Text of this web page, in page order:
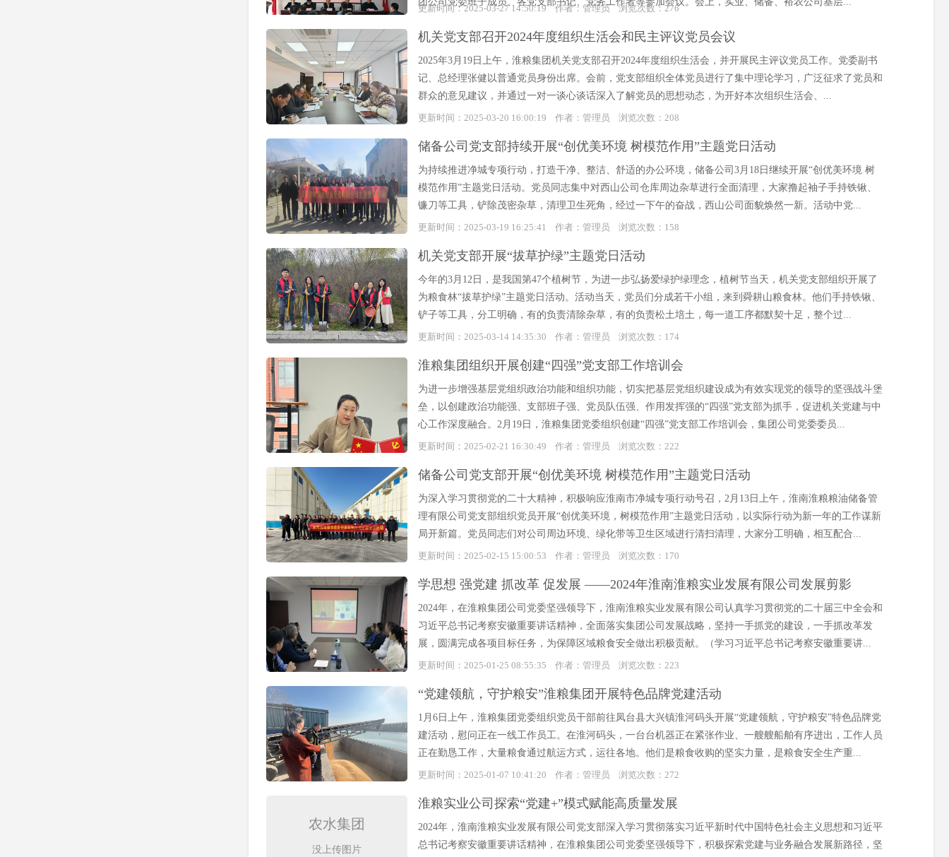
更新时间：2025-03-27 14:50:19 作者：管理员 浏览次数：276
机关党支部召开2024年度组织生活会和民主评议党员会议
2025年3月19日上午，淮粮集团机关党支部召开2024年度组织生活会，并开展民主评议党员工作。党委副书
记、总经理张健以普通党员身份出席。会前，党支部组织全体党员进行了集中理论学习，广泛征求了党员和
群众的意见建议，并通过一对一谈心谈话深入了解党员的思想动态，为开好本次组织生活会、...
更新时间：2025-03-20 16:00:19 作者：管理员 浏览次数： 208
储备公司党支部持续开展“创优美环境 树模范作用”主题党日活动
为持续推进净城专项行动，打造干净、整洁、舒适的办公环境，储备公司3月18日继续开展“创优美环境 树
模范作用”主题党日活动。党员同志集中对西山公司仓库周边杂草进行全面清理，大家撸起袖子手持铁锹、
镰刀等工具，铲除茂密杂草，清理卫生死角，经过一下午的奋战，西山公司面貌焕然一新。活动中党...
更新时间：2025-03-19 16:25:41 作者：管理员 浏览次数： 158
机关党支部开展“拔草护绿”主题党日活动
今年的3月12日，是我国第47个植树节，为进一步弘扬爱绿护绿理念，植树节当天，机关党支部组织开展了
为粮食林“拔草护绿”主题党日活动。活动当天，党员们分成若干小组，来到舜耕山粮食林。他们手持铁锹、
铲子等工具，分工明确，有的负责清除杂草，有的负责松土培土，每一道工序都默契十足，整个过...
更新时间：2025-03-14 14:35:30 作者：管理员 浏览次数： 174
淮粮集团组织开展创建“四强”党支部工作培训会
为进一步增强基层党组织政治功能和组织功能，切实把基层党组织建设成为有效实现党的领导的坚强战斗堡
垒，以创建政治功能强、支部班子强、党员队伍强、作用发挥强的“四强”党支部为抓手，促进机关党建与中
心工作深度融合。2月19日，淮粮集团党委组织创建“四强”党支部工作培训会，集团公司党委委员...
更新时间：2025-02-21 16:30:49 作者：管理员 浏览次数： 222
储备公司党支部开展“创优美环境 树模范作用”主题党日活动
为深入学习贯彻党的二十大精神，积极响应淮南市净城专项行动号召，2月13日上午，淮南淮粮粮油储备管
理有限公司党支部组织党员开展“创优美环境，树模范作用”主题党日活动，以实际行动为新一年的工作谋新
局开新篇。党员同志们对公司周边环境、绿化带等卫生区域进行清扫清理，大家分工明确，相互配合...
更新时间：2025-02-15 15:00:53 作者：管理员 浏览次数： 170
学思想 强党建 抓改革 促发展 ——2024年淮南淮粮实业发展有限公司发展剪影
2024年，在淮粮集团公司党委坚强领导下，淮南淮粮实业发展有限公司认真学习贯彻党的二十届三中全会和
习近平总书记考察安徽重要讲话精神，全面落实集团公司发展战略，坚持一手抓党的建设，一手抓改革发
展，圆满完成各项目标任务，为保障区域粮食安全做出积极贡献。（学习习近平总书记考察安徽重要讲...
更新时间：2025-01-25 08:55:35 作者：管理员 浏览次数： 223
“党建领航，守护粮安”淮粮集团开展特色品牌党建活动
1月6日上午，淮粮集团党委组织党员干部前往凤台县大兴镇淮河码头开展“党建领航，守护粮安”特色品牌党
建活动，慰问正在一线工作员工。在淮河码头，一台台机器正在紧张作业、一艘艘船舶有序进出，工作人员
正在勤恳工作，大量粮食通过航运方式，运往各地。他们是粮食收购的坚实力量，是粮食安全生产重...
更新时间：2025-01-07 10:41:20 作者：管理员 浏览次数： 272
农水集团
没上传图片
淮粮实业公司探索“党建+”模式赋能高质量发展
2024年，淮南淮粮实业发展有限公司党支部深入学习贯彻落实习近平新时代中国特色社会主义思想和习近平
总书记考察安徽重要讲话精神，在淮粮集团公司党委坚强领导下，积极探索党建与业务融合发展新路径，坚